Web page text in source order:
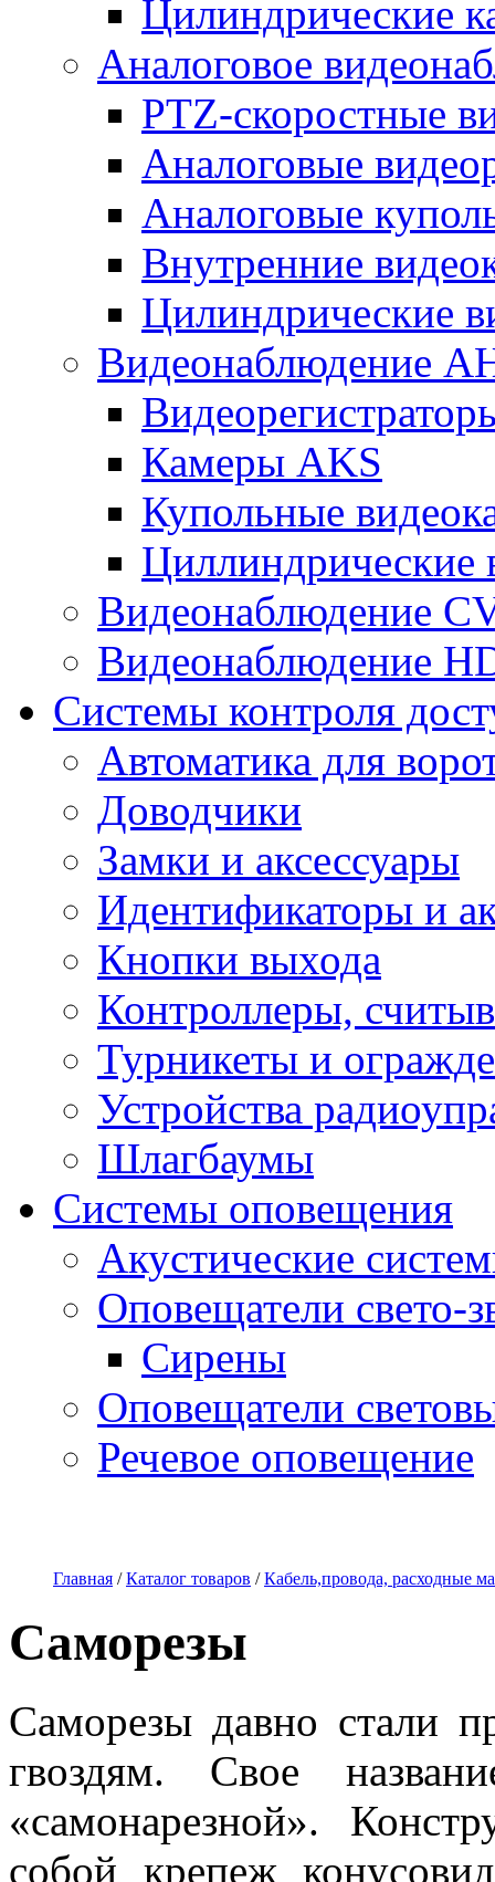
Цилиндрические
Аналоговое
PTZ-скоростные
Аналоговые
Аналоговые
Внутренние
Цилиндрические
Видеонаблюдение
Камеры AKS
Купольные
Циллиндрические
Видеонаблюдение
Видеонаблюдение
Системы контроля
Автоматика для
Доводчики
Замки и аксессуары
Идентификаторы и
Кнопки выхода
Контроллеры,
Турникеты и
Устройства
Шлагбаумы
Системы оповещения
Акустические
Оповещатели свето-
Сирены
Оповещатели
Речевое оповещение
Главная /Каталог товаров /Кабель,провода, расходные
Саморезы
Саморезы давно стали
гвоздям. Свое
«самонарезной».
собой крепеж